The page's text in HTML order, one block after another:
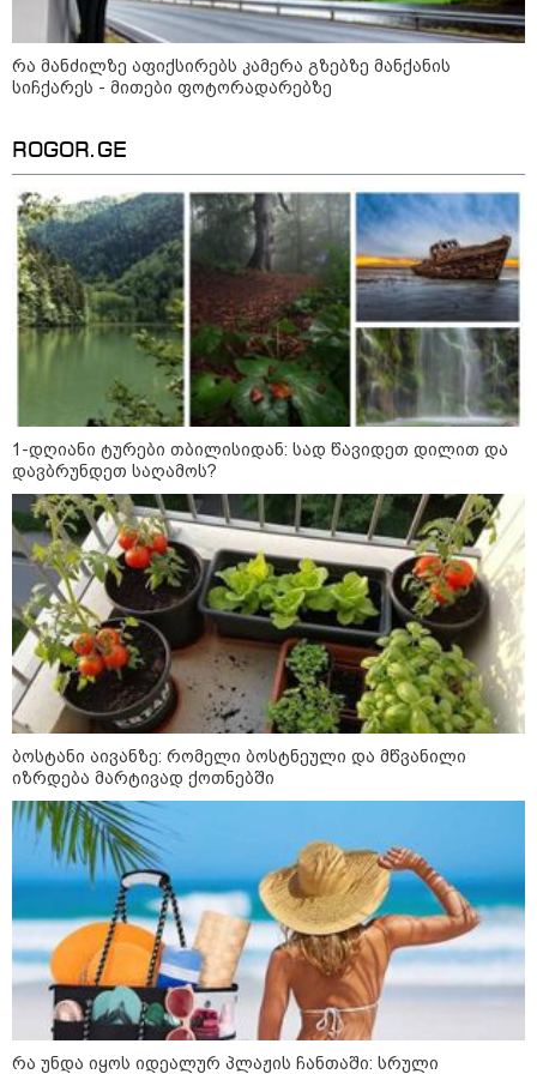
რომ ნია არაფერშუაში არაა?!" -
გიგა ავალიანის საქმეზე ნია
იმნაძეს აკავებენ
კადრები მერაბ კოსტავას ქუჩიდან
რამ გამოწვია საქართველოს
ელექტროენერგეტიკული სისტემის
სრული გათიშვა - რა დეტალები
ხდება ცნობილი?
პოლიტიკა
13:53 / 05-08-2026
"ვისურვებდით, რომ თინა ბოკუჩავა
ყრილობას დაესწროს" - ანი წითლიძე
რა მანძილზე აფიქსირებს კამერა გზებზე მანქანის
სიჩქარეს - მითები ფოტორადარებზე
ROGOR.GE
1-დღიანი ტურები თბილისიდან: სად წავიდეთ დილით და
დავბრუნდეთ საღამოს?
ბოსტანი აივანზე: რომელი ბოსტნეული და მწვანილი
იზრდება მარტივად ქოთნებში
რა უნდა იყოს იდეალურ პლაჟის ჩანთაში: სრული